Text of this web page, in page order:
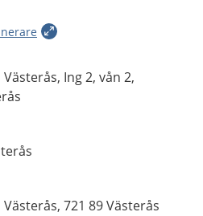
Ing 2, vån 2,
721 89 Västerås